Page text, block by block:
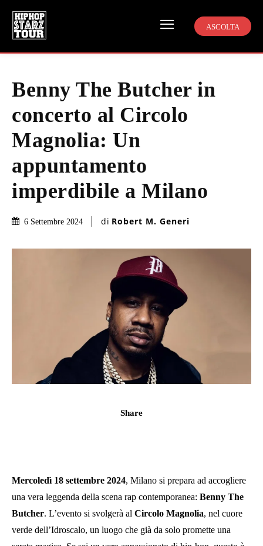
ASCOLTA
Benny The Butcher in
concerto al Circolo
Magnolia: Un
appuntamento
imperdibile a Milano
6 Settembre 2024 di Robert M. Generi
Share
Mercoledì 18 settembre 2024, Milano si prepara ad accogliere
una vera leggenda della scena rap contemporanea: Benny The
Butcher. L’evento si svolgerà al Circolo Magnolia, nel cuore
verde dell’Idroscalo, un luogo che già da solo promette una